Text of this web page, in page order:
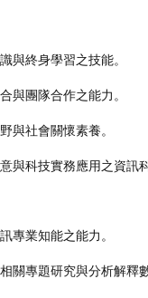
與終身學習之技能。
與團隊合作之能力。
與社會關懷素養。
與科技實務應用之資訊
專業知能之能力。
關專題研究與分析解釋